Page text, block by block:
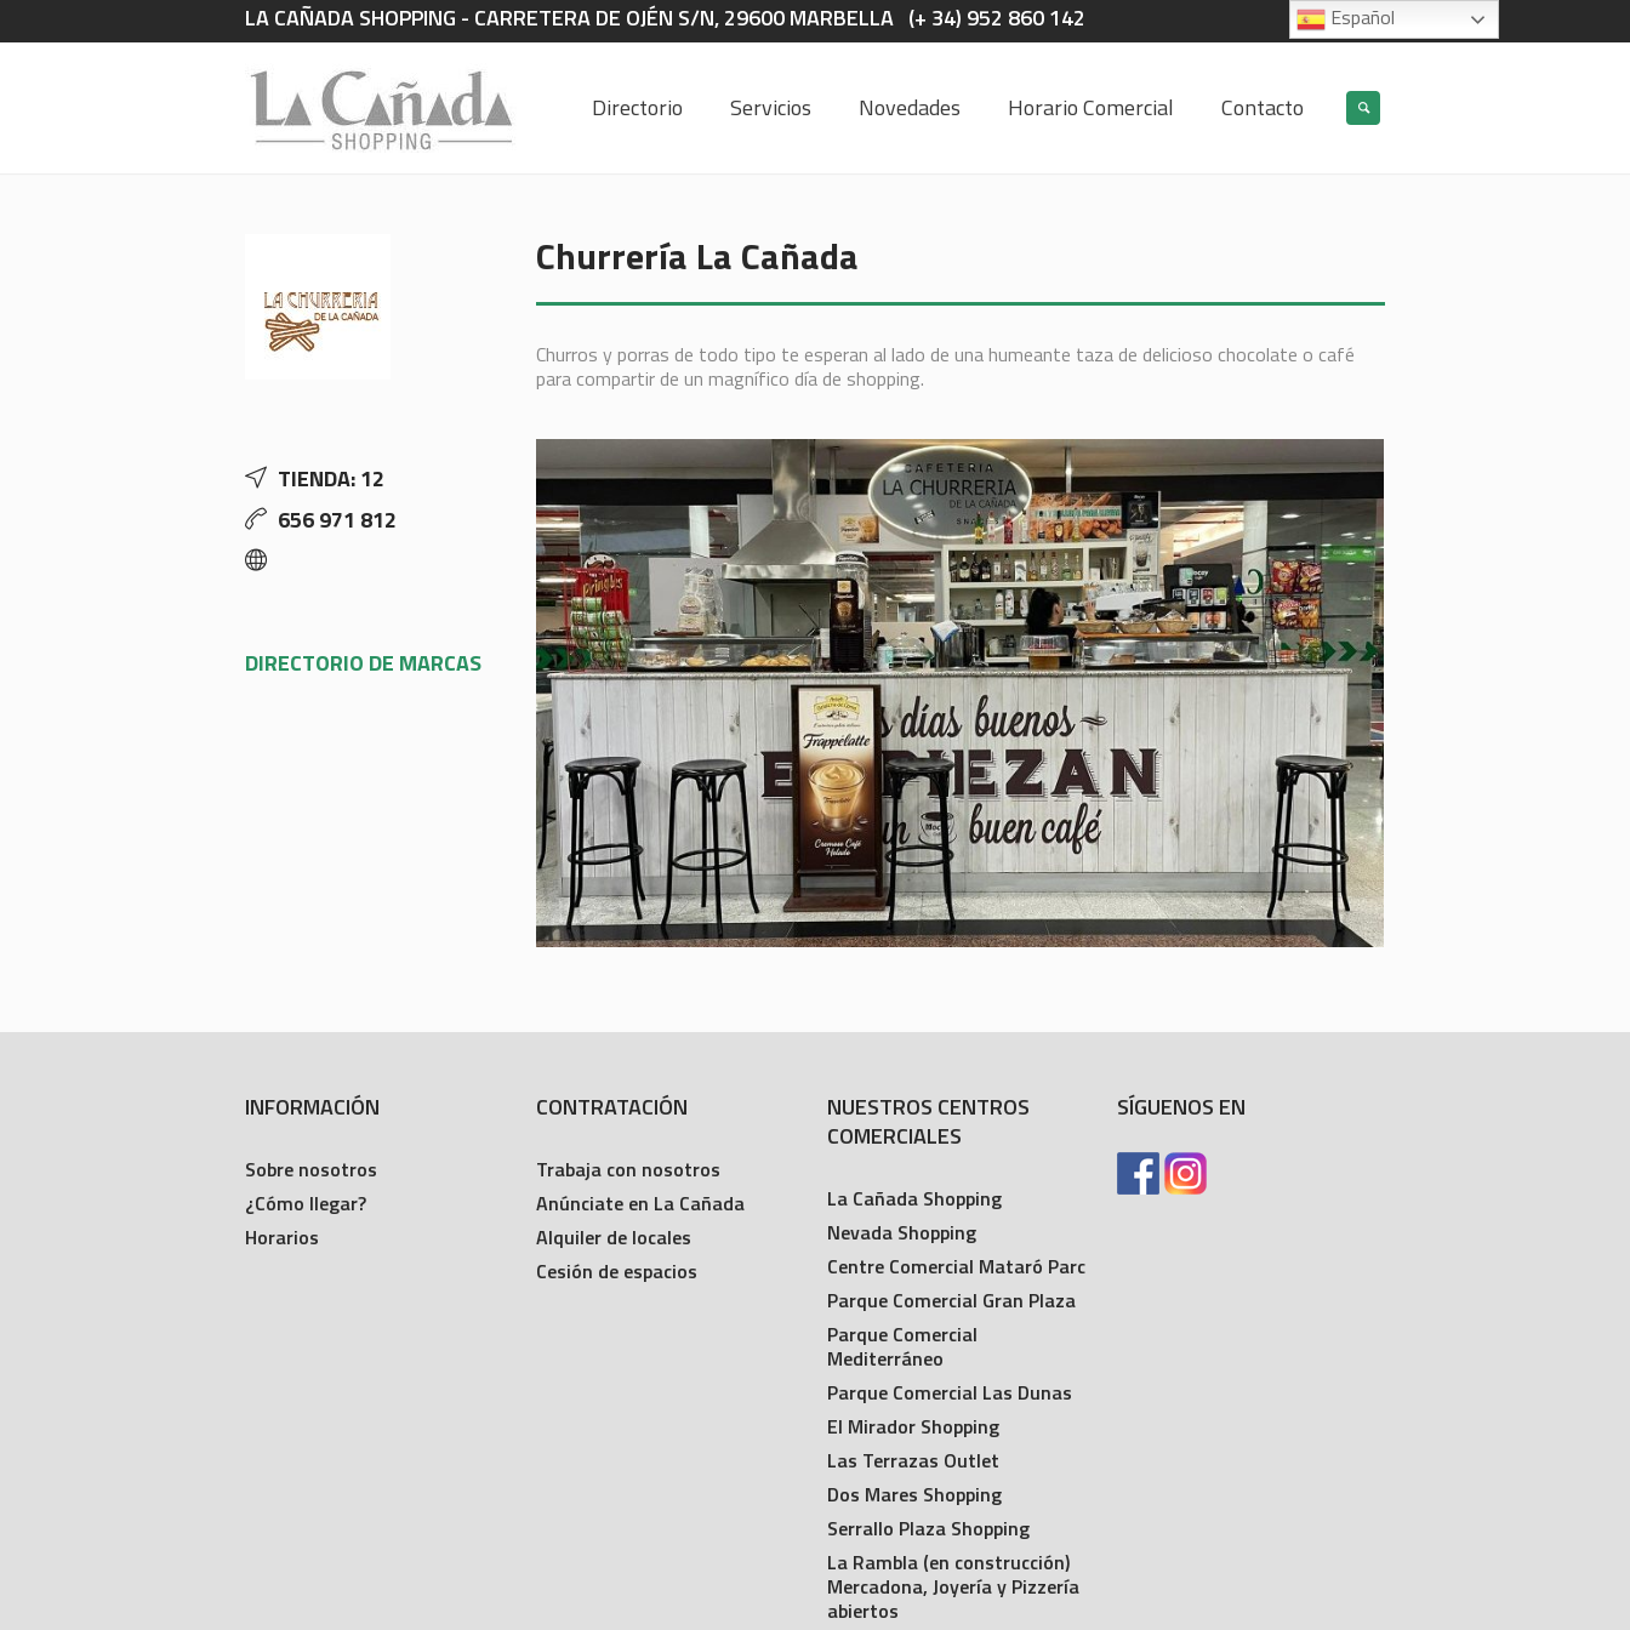
LA CAÑADA SHOPPING - CARRETERA DE OJÉN S/N, 29600 MARBELLA (+ 34) 952 860 142
Directorio Servicios Novedades Horario Comercial Contacto
TIENDA: 12
656 971 812
DIRECTORIO DE MARCAS
Churrería La Cañada
Churros y porras de todo tipo te esperan al lado de una humeante taza de delicioso chocolate o café
para compartir de un magnífico día de shopping.
INFORMACIÓN
Sobre nosotros
¿Cómo llegar?
Horarios
CONTRATACIÓN
Trabaja con nosotros
Anúnciate en La Cañada
Alquiler de locales
Cesión de espacios
NUESTROS CENTROS
COMERCIALES
La Cañada Shopping
Nevada Shopping
Centre Comercial Mataró Parc
Parque Comercial Gran Plaza
Parque Comercial
Mediterráneo
Parque Comercial Las Dunas
El Mirador Shopping
Las Terrazas Outlet
Dos Mares Shopping
Serrallo Plaza Shopping
La Rambla (en construcción)
Mercadona, Joyería y Pizzería
abiertos
SÍGUENOS EN
Español